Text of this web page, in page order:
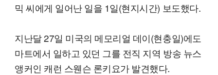
믹 씨에게 일어난 일을 1일(현지시간) 보도했다.
지난달 27일 미국의 메모리얼 데이(현충일)에도
마트에서 일하고 있던 그를 전직 지역 방송 뉴스
앵커인 캐런 스웬슨 론키요가 발견했다.